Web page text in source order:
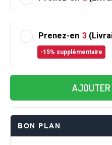
Prenez-en 3
-15% supplémentaire
AJOUTER
BON PLAN